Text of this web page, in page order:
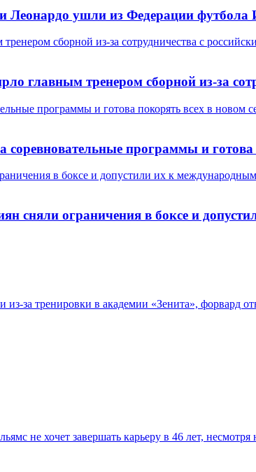
ушли из Федерации футбола
сборной из-за сотрудничества с
главным тренером сборной из-за
программы и готова покорять всех в новом
соревновательные программы и готова
в боксе и допустили их к
сняли ограничения в боксе и
из-за тренировки в академии «Зенита», форвард
не хочет завершать карьеру в 46 лет,